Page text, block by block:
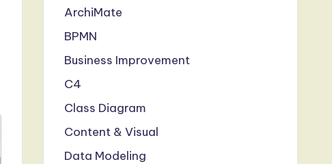
ArchiMate
BPMN
Business Improvement
C4
Class Diagram
Content & Visual
Data Modeling